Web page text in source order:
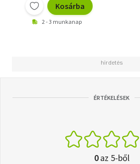
Kosárba
2 - 3 munkanap
ÉRTÉKELÉSEK
0az 5-ből